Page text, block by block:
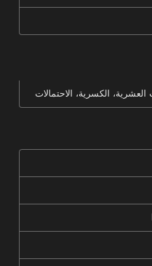
الكسرية، الاحتمالات